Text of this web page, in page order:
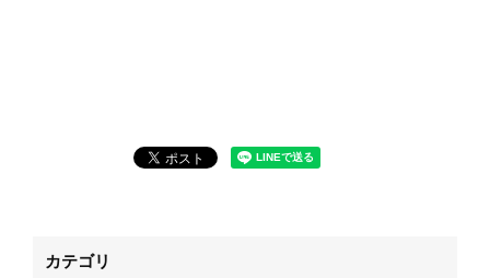
カテゴリ